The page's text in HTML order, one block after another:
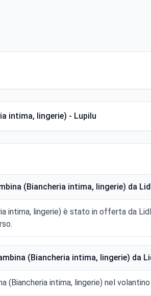
intima, lingerie) - Lupilu
(Biancheria intima, lingerie) da
intima, lingerie) è stato in offerta da
(Biancheria intima, lingerie) da
(Biancheria intima, lingerie) nel